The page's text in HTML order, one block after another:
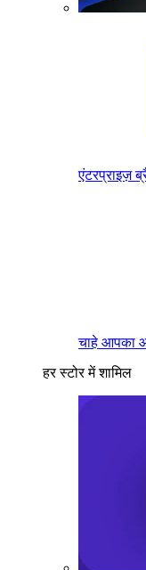
एंटरप्राइज़
चाहे आपका
हर स्टोर में शामिल